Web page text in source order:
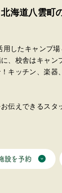
設を予約
海道八雲町
したキャンプ
、校舎はキャン
キッチン、楽器
伝えできるスタ